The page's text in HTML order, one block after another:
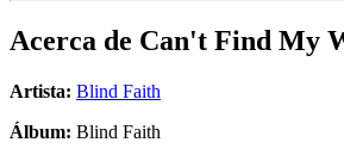
Acerca de Can't Find My
Artista: Blind Faith
Álbum: Blind Faith